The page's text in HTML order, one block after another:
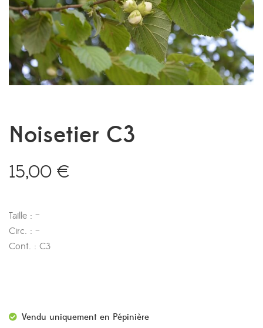
Noisetier C3
15,00 €
Taille : –
Circ. : –
Cont. : C3
Vendu uniquement en Pépinière